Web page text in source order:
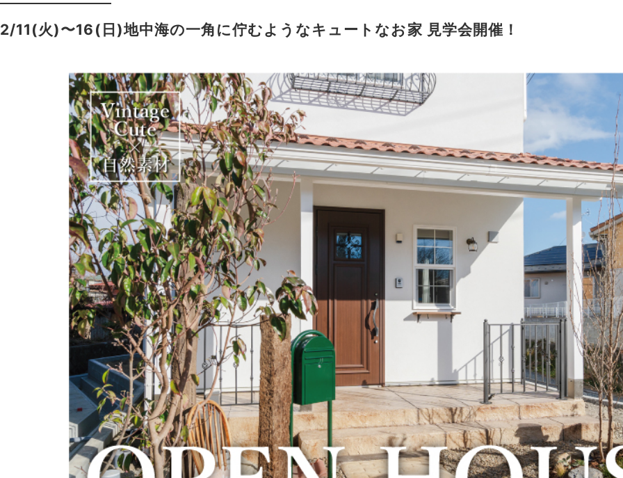
2/11(火)〜16(日)地中海の一角に佇むようなキュートなお家 見学会開催！